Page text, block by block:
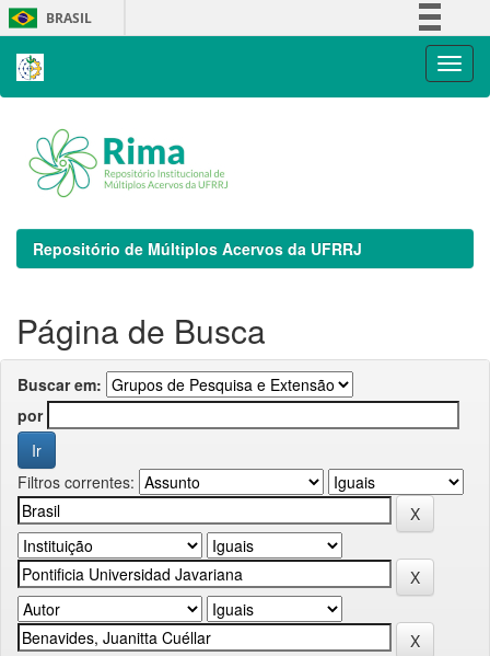
Skip
navigation
BRASIL
Repositório de Múltiplos Acervos da UFRRJ
Página de Busca
Buscar em:
por
Filtros correntes: